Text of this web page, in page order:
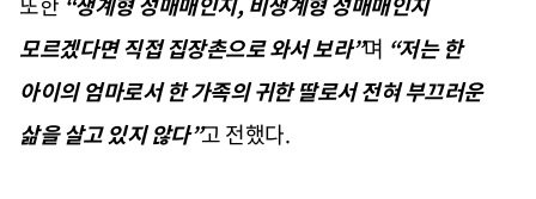
모르겠다면 직접 집장촌으로 와서 보라”며 “저는 한
아이의 엄마로서 한 가족의 귀한 딸로서 전혀 부끄러운
삶을 살고 있지 않다”고 전했다.